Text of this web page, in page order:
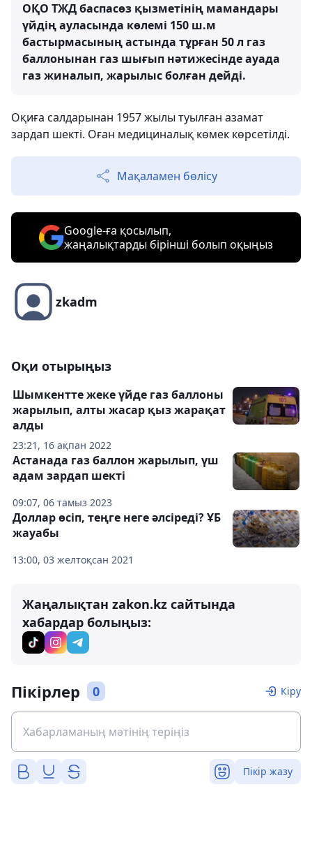
ОҚО ТЖД баспасөз қызметінің мамандары
үйдің ауласында көлемі 150 ш.м
бастырмасының астында тұрған 50 л газ
баллонынан газ шығып нәтижесінде ауада
газ жиналып, жарылыс болған дейді.
Оқиға салдарынан 1957 жылы туылған азамат
зардап шекті. Оған медициналық көмек көрсетілді.
Мақаламен бөлісу
Google-ға қосылып,
жаңалықтарды бірінші болып оқыңыз
zkadm
Оқи отырыңыз
23:21, 16 ақпан 2022
Шымкентте жеке үйде газ баллоны
жарылып, алты жасар қыз жарақат
алды
09:07, 06 тамыз 2023
Астанада газ баллон жарылып, үш
адам зардап шекті
13:00, 03 желтоқсан 2021
Доллар өсіп, теңге неге әлсіреді? ҰБ
жауабы
Жаңалықтан zakon.kz сайтында
хабардар болыңыз:
Пікірлер 0 Кіру
Пікір жазу